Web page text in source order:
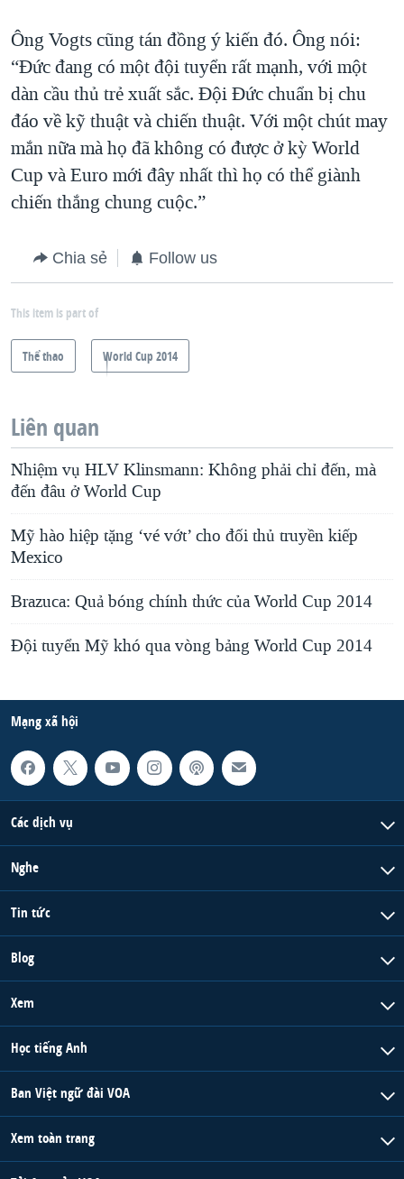
Ông Vogts cũng tán đồng ý kiến đó. Ông nói:
“Đức đang có một đội tuyển rất mạnh, với một
dàn cầu thủ trẻ xuất sắc. Đội Đức chuẩn bị chu
đáo về kỹ thuật và chiến thuật. Với một chút may
mắn nữa mà họ đã không có được ở kỳ World
Cup và Euro mới đây nhất thì họ có thể giành
chiến thắng chung cuộc.”
Chia sẻ Follow us
This item is part of
Thể thao World Cup 2014
Liên quan
Nhiệm vụ HLV Klinsmann: Không phải chỉ đến, mà
đến đâu ở World Cup
Mỹ hào hiệp tặng ‘vé vớt’ cho đối thủ truyền kiếp
Mexico
Brazuca: Quả bóng chính thức của World Cup 2014
Ðội tuyển Mỹ khó qua vòng bảng World Cup 2014
Mạng xã hội
Các dịch vụ
Nghe
Tin tức
Blog
Xem
Học tiếng Anh
Ban Việt ngữ đài VOA
Xem toàn trang